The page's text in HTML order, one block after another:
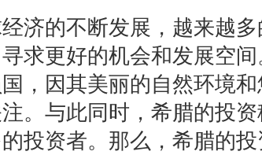
济的不断发展，越来越
求更好的机会和发展空
，因其美丽的自然环境
。与此同时，希腊的投
投资者。那么，希腊的